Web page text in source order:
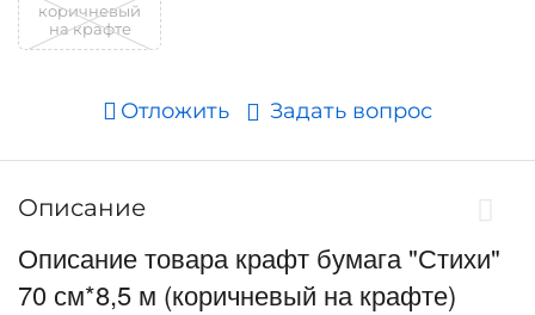
коричневый
на крафте
Отложить Задать вопрос
Описание
Описание товара крафт бумага "Стихи"
70 см*8,5 м (коричневый на крафте)